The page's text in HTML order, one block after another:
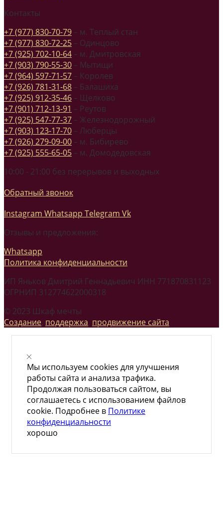
Контакты
+7 (977) 830-70-79 – м. Теплый стан
+7 (977) 830-72-25 – Одинцово
+7 (925) 702-10-64 – м. Дмитровская
+7 (903) 790-55-30 – Мытищи
+7 (964) 597-71-57 – Королев
+7 (926) 781-31-68 – Балашиха
+7 (925) 912-35-46 – Щелково
+7 (901) 712-13-91 – Реутов
+7 (925) 547-77-37 – Железнодорожный
+7 (903) 123-17-70 – Люберцы
+7 (926) 279-09-00 – м. Бибирево
+7 (925) 555-65-05 – м. Домодедовская
10:00 - 21:00 без перерывов и выходных
Обратный звонок
Instagram Whatsapp Telegram Vk
Отзывы и предложения:
Whatsapp
Политика конфиденциальности
ИП Яньков Дмитрий Геннадьевич ИНН 771870831123
ОГРНИП 312774622000318
© 2023 Шкаф мечты
Создание, поддержка, продвижение сайта
Мы используем cookies для улучшения
работы сайта и анализа трафика.
Продолжая пользоваться сайтом, вы
соглашаетесь с использованием файлов
cookie. Подробнее в Политике
конфиденциальности
хорошо